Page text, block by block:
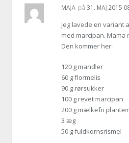
MAJA på 31. MAJ 2015
Jeg lavede en variant
med marcipan. Mama
Den kommer her:
120 g mandler
60 g flormelis
90 g rørsukker
100 g revet marcipan
200 g mælkefri
3 æg
50 g fuldkornsrismel